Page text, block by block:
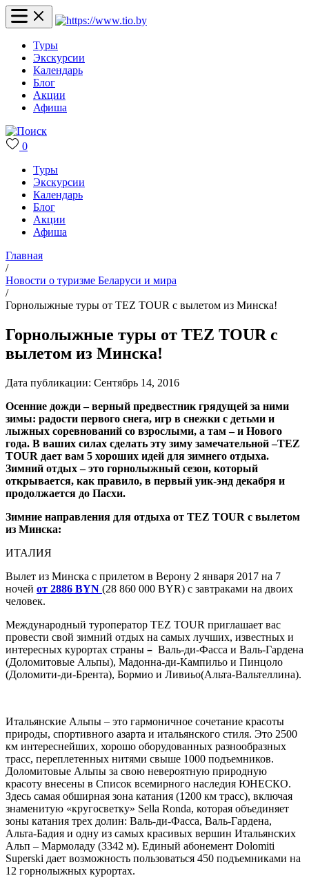
Туры
Экскурсии
Календарь
Блог
Акции
Афиша
0
Туры
Экскурсии
Календарь
Блог
Акции
Афиша
Главная
/
Новости о туризме Беларуси и мира
/
Горнолыжные туры от TEZ TOUR с вылетом из Минска!
Горнолыжные туры от TEZ TOUR с
вылетом из Минска!
Дата публикации: Сентябрь 14, 2016
Осенние дожди – верный предвестник грядущей за ними
зимы: радости первого снега, игр в снежки с детьми и
лыжных соревнований со взрослыми, а там – и Нового
года. В ваших силах сделать эту зиму замечательной –TEZ
TOUR дает вам 5 хороших идей для зимнего отдыха.
Зимний отдых – это горнолыжный сезон, который
открывается, как правило, в первый уик-энд декабря и
продолжается до Пасхи.
Зимние направления для отдыха от TEZ TOUR с вылетом
из Минска:
ИТАЛИЯ
Вылет из Минска с прилетом в Верону 2 января 2017 на 7
ночей от 2886 BYN (28 860 000 BYR) с завтраками на двоих
человек.
Международный туроператор TEZ TOUR приглашает вас
провести свой зимний отдых на самых лучших, известных и
интересных курортах страны – Валь-ди-Фасса и Валь-Гардена
(Доломитовые Альпы), Мадонна-ди-Кампильо и Пинцоло
(Доломити-ди-Брента), Бормио и Ливиьо(Альта-Вальтеллина).
Итальянские Альпы – это гармоничное сочетание красоты
природы, спортивного азарта и итальянского стиля. Это 2500
км интереснейших, хорошо оборудованных разнообразных
трасс, переплетенных нитями свыше 1000 подъемников.
Доломитовые Альпы за свою невероятную природную
красоту внесены в Список всемирного наследия ЮНЕСКО.
Здесь самая обширная зона катания (1200 км трасс), включая
знаменитую «кругосветку» Sella Ronda, которая объединяет
зоны катания трех долин: Валь-ди-Фасса, Валь-Гардена,
Альта-Бадия и одну из самых красивых вершин Итальянских
Альп – Мармоладу (3342 м). Единый абонемент Dolomiti
Superski дает возможность пользоваться 450 подъемниками на
12 горнолыжных курортах.